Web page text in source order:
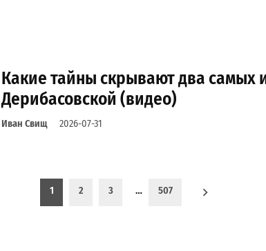
Какие тайны скрывают два самых
Дерибасовской (видео)
Иван Свищ 2026-07-31
1 2 3 … 507